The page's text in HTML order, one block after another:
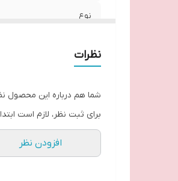
نوع
نظرات
شما هم درباره این محصول
برای ثبت نظر، لازم است
افزودن نظر